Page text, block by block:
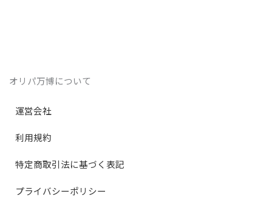
オリパ万博について
運営会社
利用規約
特定商取引法に基づく表記
プライバシーポリシー